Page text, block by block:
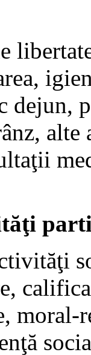
dejun,
moral-